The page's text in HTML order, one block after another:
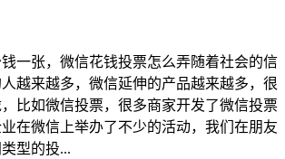
一张，微信花钱投票怎么弄随着社会的信
越来越多，微信延伸的产品越来越多，很
比如微信投票，很多商家开发了微信投票
在微信上举办了不少的活动，我们在朋友
型的投...